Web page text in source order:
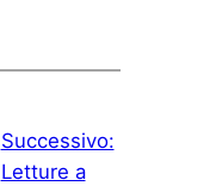
Successivo:
Letture a